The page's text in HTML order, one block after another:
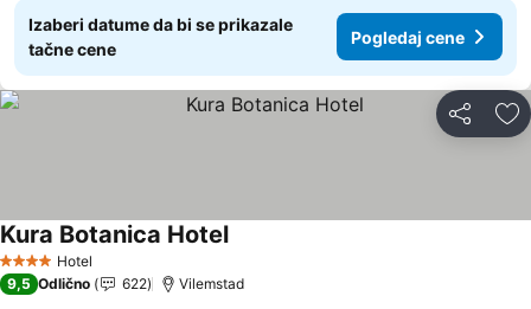
Izaberi datume da bi se prikazale
tačne cene
Pogledaj cene
Deli
4 ZvezdiceHotel
Kura Botanica HotelPogledaj cene
9,5 Odlično 622 Vilemstad